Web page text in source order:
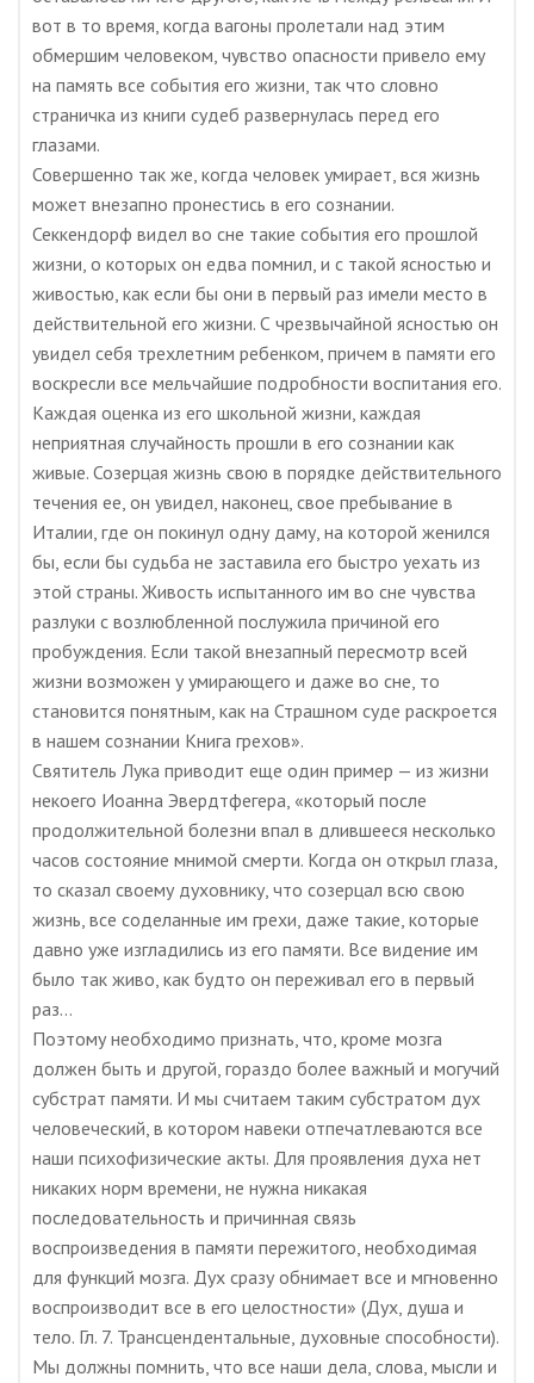
вот в то время, когда вагоны пролетали над этим
обмершим человеком, чувство опасности привело ему
на память все события его жизни, так что словно
страничка из книги судеб развернулась перед его
глазами.
Совершенно так же, когда человек умирает, вся жизнь
может внезапно пронестись в его сознании.
Секкендорф видел во сне такие события его прошлой
жизни, о которых он едва помнил, и с такой ясностью и
живостью, как если бы они в первый раз имели место в
действительной его жизни. С чрезвычайной ясностью он
увидел себя трехлетним ребенком, причем в памяти его
воскресли все мельчайшие подробности воспитания его.
Каждая оценка из его школьной жизни, каждая
неприятная случайность прошли в его сознании как
живые. Созерцая жизнь свою в порядке действительного
течения ее, он увидел, наконец, свое пребывание в
Италии, где он покинул одну даму, на которой женился
бы, если бы судьба не заставила его быстро уехать из
этой страны. Живость испытанного им во сне чувства
разлуки с возлюбленной послужила причиной его
пробуждения. Если такой внезапный пересмотр всей
жизни возможен у умирающего и даже во сне, то
становится понятным, как на Страшном суде раскроется
в нашем сознании Книга грехов».
Святитель Лука приводит еще один пример — из жизни
некоего Иоанна Эвердтфегера, «который после
продолжительной болезни впал в длившееся несколько
часов состояние мнимой смерти. Когда он открыл глаза,
то сказал своему духовнику, что созерцал всю свою
жизнь, все соделанные им грехи, даже такие, которые
давно уже изгладились из его памяти. Все видение им
было так живо, как будто он переживал его в первый
раз…
Поэтому необходимо признать, что, кроме мозга
должен быть и другой, гораздо более важный и могучий
субстрат памяти. И мы считаем таким субстратом дух
человеческий, в котором навеки отпечатлеваются все
наши психофизические акты. Для проявления духа нет
никаких норм времени, не нужна никакая
последовательность и причинная связь
воспроизведения в памяти пережитого, необходимая
для функций мозга. Дух сразу обнимает все и мгновенно
воспроизводит все в его целостности» (Дух, душа и
тело. Гл. 7. Трансцендентальные, духовные способности).
Мы должны помнить, что все наши дела, слова, мысли и